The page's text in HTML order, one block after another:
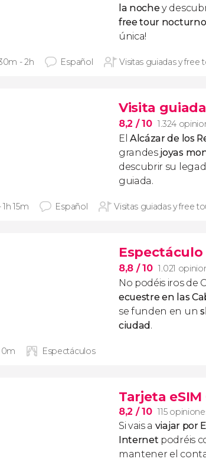
la noche y
free tour
única!
- 2h Español Visitas guiadas y free
Visita
8,2 / 10 1.324
ElAlcázar de los
grandes joyas
descubrir su
guiada.
1h 15m Español Visitas guiadas y free
Espectáculo
8,8 / 10 1.021
No podéis iros de
ecuestre en las
se funden en un
ciudad.
Espectáculos
Tarjeta
8,2 / 10 115
Si vais a viajar por
Internet podréis
mantener el